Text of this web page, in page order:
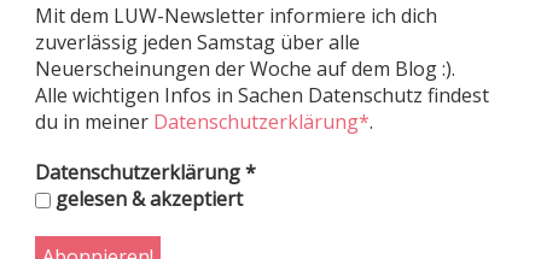
Mit dem LUW-Newsletter informiere ich dich
zuverlässig jeden Samstag über alle
Neuerscheinungen der Woche auf dem Blog :).
Alle wichtigen Infos in Sachen Datenschutz findest
du in meiner Datenschutzerklärung*.
Datenschutzerklärung*
gelesen & akzeptiert